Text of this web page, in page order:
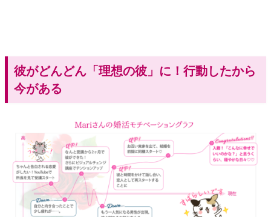
彼がどんどん「理想の彼」に！行動したから
今がある